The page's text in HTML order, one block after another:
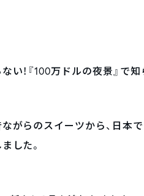
い！『100万ドルの夜景』で
がらのスイーツから、日本
した。